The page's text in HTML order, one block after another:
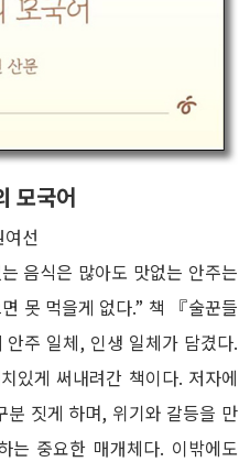
모국어
여선
음식은 많아도 맛없는 안주는
못 먹을게 없다.” 책 『술꾼들
주 일체, 인생 일체가 담겼다.
있게 써내려간 책이다. 저자에
짓게 하며, 위기와 갈등을 만
는 중요한 매개체다. 이밖에도